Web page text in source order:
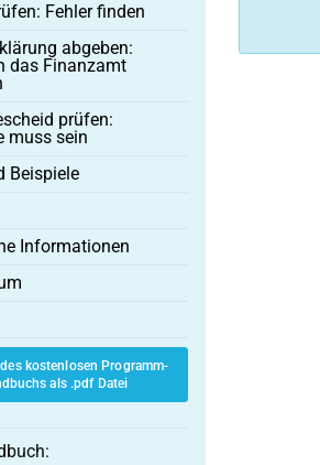
Fehler finden
abgeben:
das Finanzamt
prüfen:
muss sein
Beispiele
Informationen
kostenlosen Programm-
als .pdf Datei